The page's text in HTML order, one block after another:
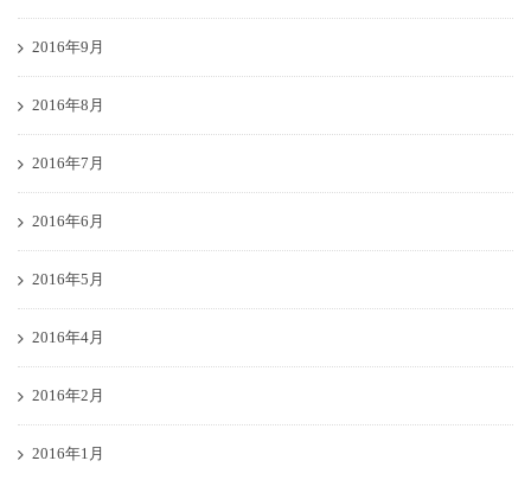
2016年9月
2016年8月
2016年7月
2016年6月
2016年5月
2016年4月
2016年2月
2016年1月